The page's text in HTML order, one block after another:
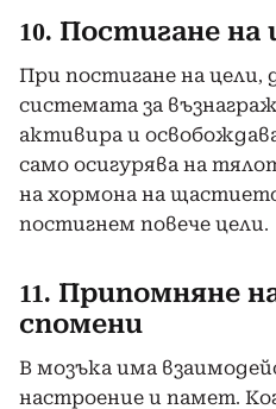
10. Постигане на
При постигане на цели,
системата за
активира и
само осигурява на
на хормона на
постигнем повече цели.
11. Припомняне
спомени
В мозъка има
настроение и памет.